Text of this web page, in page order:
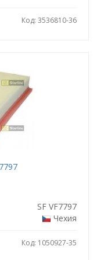
Код: 3536810-36
SF VF7797
Чехия
Код: 1050927-35